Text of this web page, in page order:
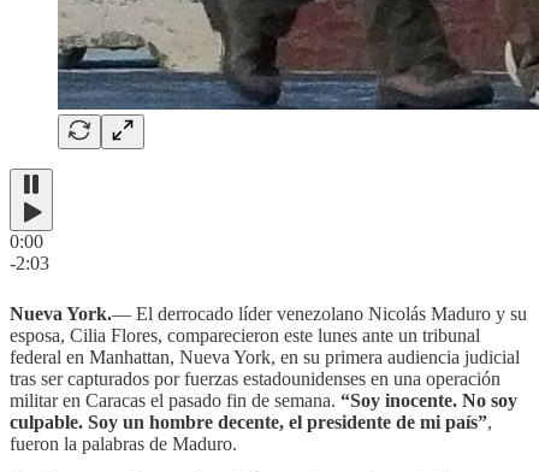
0:00
-2:03
Nueva York.— El derrocado líder venezolano Nicolás Maduro y su
esposa, Cilia Flores, comparecieron este lunes ante un tribunal
federal en Manhattan, Nueva York, en su primera audiencia judicial
tras ser capturados por fuerzas estadounidenses en una operación
militar en Caracas el pasado fin de semana. “Soy inocente. No soy
culpable. Soy un hombre decente, el presidente de mi país”,
fueron la palabras de Maduro.